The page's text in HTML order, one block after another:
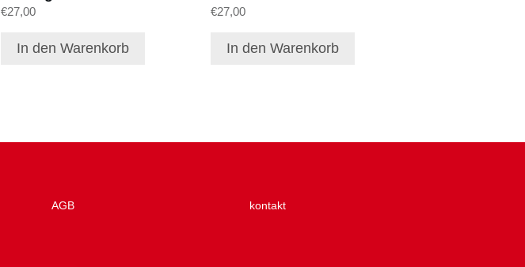
€27,00
In den Warenkorb
€27,00
In den Warenkorb
AGB kontakt